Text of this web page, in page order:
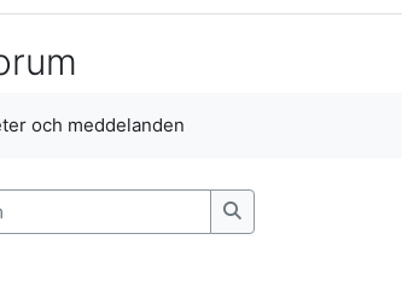
och meddelanden
Sök i forum